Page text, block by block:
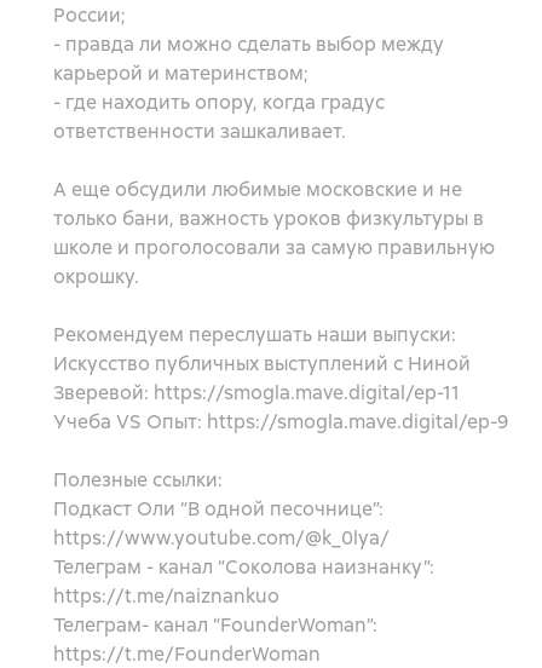
России;
- правда ли можно сделать выбор между
карьерой и материнством;
- где находить опору, когда градус
ответственности зашкаливает.
А еще обсудили любимые московские и не
только бани, важность уроков физкультуры в
школе и проголосовали за самую правильную
окрошку.
Рекомендуем переслушать наши выпуски:
Искусство публичных выступлений с Ниной
Зверевой: https://smogla.mave.digital/ep-11
Учеба VS Опыт: https://smogla.mave.digital/ep-9
Полезные ссылки:
Подкаст Оли “В одной песочнице”:
https://www.youtube.com/@k_0lya/
Телеграм - канал “Соколова наизнанку”:
https://t.me/naiznankuo
Телеграм- канал “FounderWoman”:
https://t.me/FounderWoman